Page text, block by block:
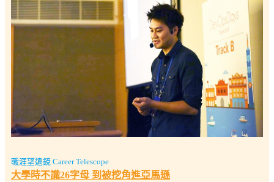
職涯望遠鏡 Career Telescope
大學時不識26字母 到被挖角進亞馬遜